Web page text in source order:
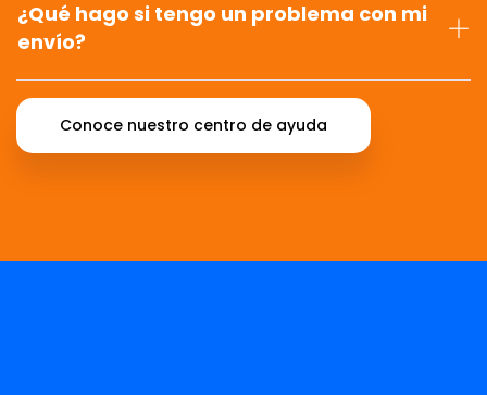
¿Qué hago si tengo un problema con mi
envío?
Conoce nuestro centro de ayuda